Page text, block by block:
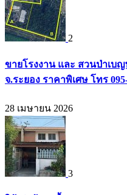
2
ขายโรงงาน และ สวนป่าเบ
จ.ระยอง ราคาพิเศษ โทร
28 เมษายน 2026
3